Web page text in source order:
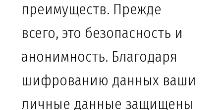
преимуществ. Прежде
всего, это безопасность и
анонимность. Благодаря
шифрованию данных ваши
личные данные защищены